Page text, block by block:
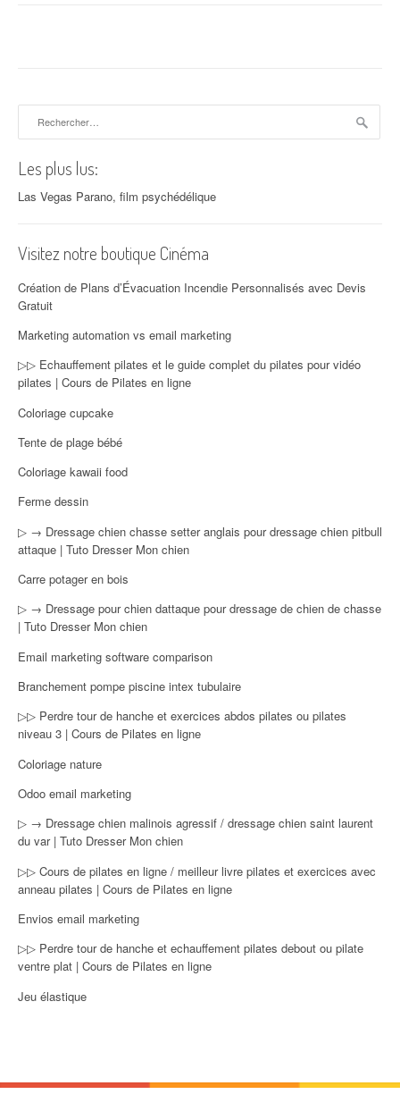
Les plus lus:
Las Vegas Parano, film psychédélique
Visitez notre boutique Cinéma
Création de Plans d’Évacuation Incendie Personnalisés avec Devis
Gratuit
Marketing automation vs email marketing
▷▷ Echauffement pilates et le guide complet du pilates pour vidéo
pilates | Cours de Pilates en ligne
Coloriage cupcake
Tente de plage bébé
Coloriage kawaii food
Ferme dessin
▷ → Dressage chien chasse setter anglais pour dressage chien pitbull
attaque | Tuto Dresser Mon chien
Carre potager en bois
▷ → Dressage pour chien dattaque pour dressage de chien de chasse
| Tuto Dresser Mon chien
Email marketing software comparison
Branchement pompe piscine intex tubulaire
▷▷ Perdre tour de hanche et exercices abdos pilates ou pilates
niveau 3 | Cours de Pilates en ligne
Coloriage nature
Odoo email marketing
▷ → Dressage chien malinois agressif / dressage chien saint laurent
du var | Tuto Dresser Mon chien
▷▷ Cours de pilates en ligne / meilleur livre pilates et exercices avec
anneau pilates | Cours de Pilates en ligne
Envios email marketing
▷▷ Perdre tour de hanche et echauffement pilates debout ou pilate
ventre plat | Cours de Pilates en ligne
Jeu élastique